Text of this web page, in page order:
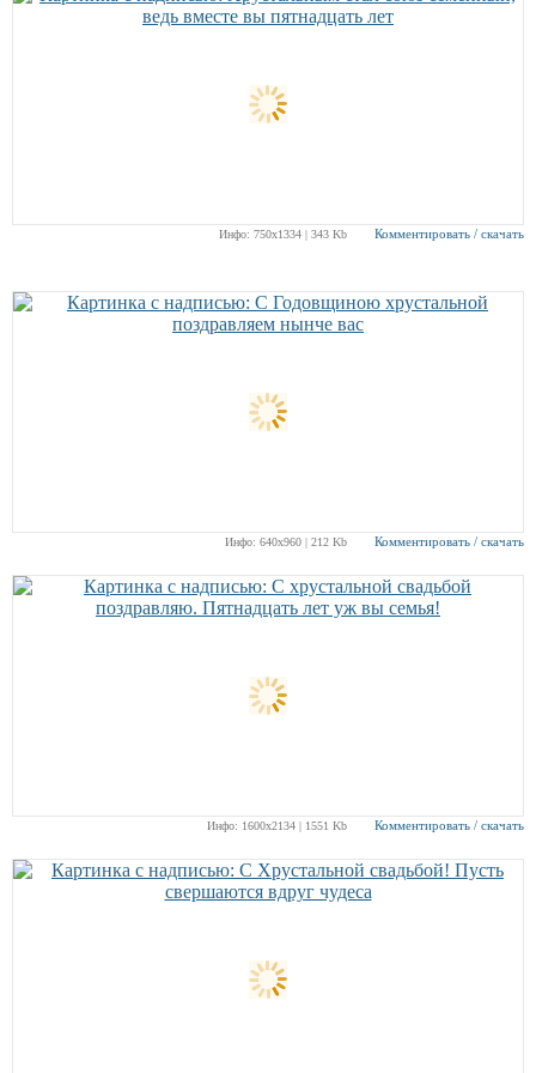
Инфо: 750х1334 | 343 Kb Комментировать / скачать
Инфо: 640х960 | 212 Kb Комментировать / скачать
Инфо: 1600х2134 | 1551 Kb Комментировать / скачать